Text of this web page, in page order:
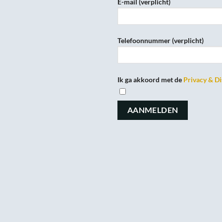
E-mail (verplicht)
Telefoonnummer (verplicht)
Ik ga akkoord met de Privacy &